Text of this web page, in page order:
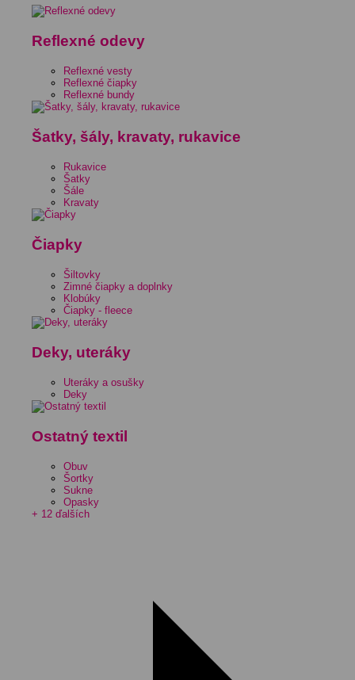
Reflexné odevy
Reflexné vesty
Reflexné čiapky
Reflexné bundy
Šatky, šály, kravaty, rukavice
Rukavice
Šatky
Šále
Kravaty
Čiapky
Šiltovky
Zimné čiapky a doplnky
Klobúky
Čiapky - fleece
Deky, uteráky
Uteráky a osušky
Deky
Ostatný textil
Obuv
Šortky
Sukne
Opasky
+ 12 ďalších